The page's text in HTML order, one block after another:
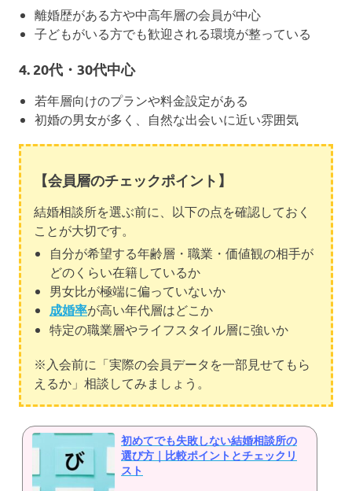
離婚歴がある方や中高年層の会員が中心
子どもがいる方でも歓迎される環境が整っている
4.20代・30代中心
若年層向けのプランや料金設定がある
初婚の男女が多く、自然な出会いに近い雰囲気
【会員層のチェックポイント】
結婚相談所を選ぶ前に、以下の点を確認しておく
ことが大切です。
自分が希望する年齢層・職業・価値観の相手が
どのくらい在籍しているか
男女比が極端に偏っていないか
成婚率が高い年代層はどこか
特定の職業層やライフスタイル層に強いか
※入会前に「実際の会員データを一部見せてもら
えるか」相談してみましょう。
初めてでも失敗しない結婚相談所の
選び方｜比較ポイントとチェックリ
スト